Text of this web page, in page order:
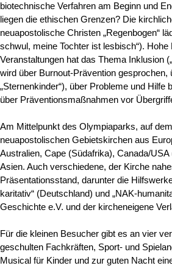
biotechnische Verfahren am Beginn und
liegen die ethischen Grenzen? Die
neuapostolische Christen „Regenbogen“
schwul, meine Tochter ist lesbisch“).
Veranstaltungen hat das Thema Inklusion
wird über Burnout-Prävention gesprochen,
„Sternenkinder“), über Probleme und
über Präventionsmaßnahmen vor
Am Mittelpunkt des Olympiaparks, auf
neuapostolischen Gebietskirchen aus
Australien, Cape (Südafrika), Canada/
Asien. Auch verschiedene, der Kirche
Präsentationsstand, darunter die
karitativ“ (Deutschland) und „NAK-
Geschichte e.V. und der kircheneigene
Für die kleinen Besucher gibt es an vier
geschulten Fachkräften, Sport- und
Musical für Kinder und zur guten Nacht